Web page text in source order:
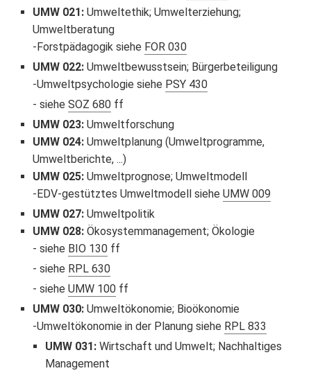
UMW 021: Umweltethik; Umwelterziehung;
Umweltberatung
Forstpädagogik siehe FOR 030
UMW 022: Umweltbewusstsein; Bürgerbeteiligung
Umweltpsychologie siehe PSY 430
sieheSOZ 680 ff
UMW 023: Umweltforschung
UMW 024: Umweltplanung (Umweltprogramme,
Umweltberichte, ...)
UMW 025: Umweltprognose; Umweltmodell
EDV-gestütztes Umweltmodell sieheUMW 009
UMW 027: Umweltpolitik
UMW 028: Ökosystemmanagement; Ökologie
siehe BIO 130 ff
siehe RPL 630
sieheUMW 100 ff
UMW 030: Umweltökonomie; Bioökonomie
Umweltökonomie in der Planung siehe RPL 833
UMW 031:Wirtschaft und Umwelt; Nachhaltiges
Management